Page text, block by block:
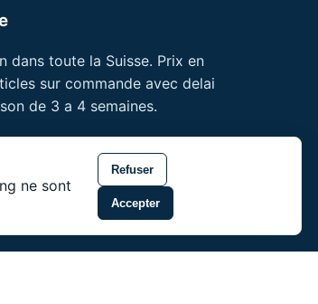
dans toute la Suisse. Prix en
sur commande avec delai
de 3 a 4 semaines.
professionnelles
pour professionnels
est une marque de Unity Shield
ne sont
Refuser
Accepter